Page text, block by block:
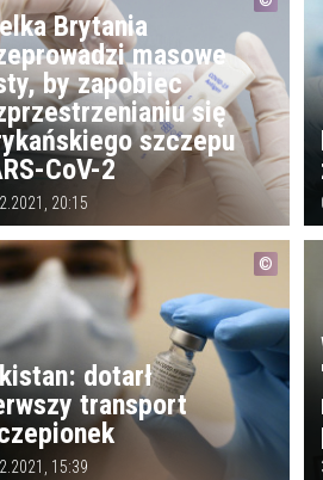
Brytania
masowe
by zapobiec
się
szczepu
CoV-2
20:15
dotarł
transport
15:39